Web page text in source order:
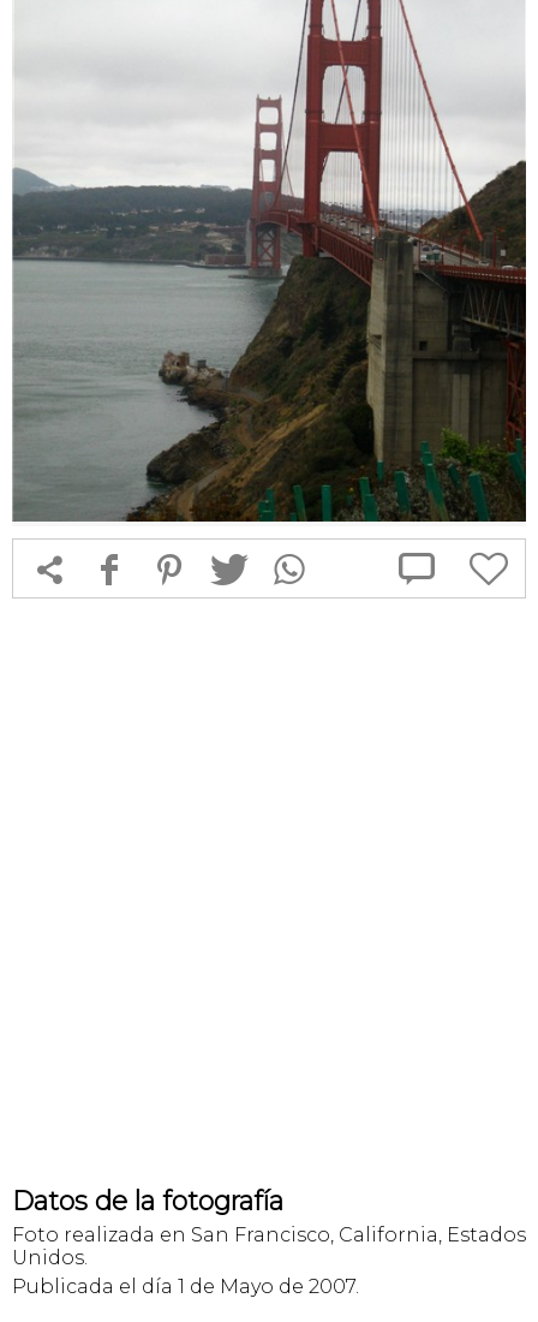
 f 1 T  
Datos de la fotografía
Foto realizada en San Francisco, California, Estados
Unidos.
Publicada el día 1 de Mayo de 2007.